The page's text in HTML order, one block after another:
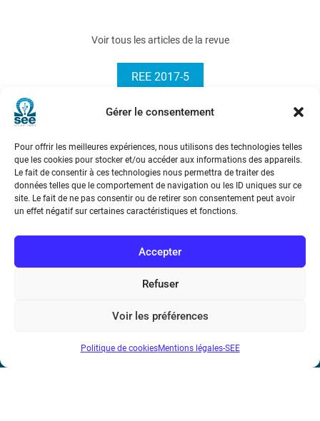
Gérer le consentement
Pour offrir les meilleures expériences, nous utilisons des technologies telles
que les cookies pour stocker et/ou accéder aux informations des appareils.
Le fait de consentir à ces technologies nous permettra de traiter des
données telles que le comportement de navigation ou les ID uniques sur ce
site. Le fait de ne pas consentir ou de retirer son consentement peut avoir
un effet négatif sur certaines caractéristiques et fonctions.
Accepter
Refuser
Voir les préférences
Politique de cookiesMentions légales-SEE
Voir tous les articles de la revue
REE 2017-5
Société de l’Electricité, de l’Electronique et des Technologies
17 rue de l’Amiral Hamelin75116 Paris
Métro : « Boissière » Ligne 6 et « Iéna » Ligne 9
Téléphone : (+33) 1 56 90 37 17
N° de SIREN : 785 393 232, Code APE : 9412Z TVA intra-